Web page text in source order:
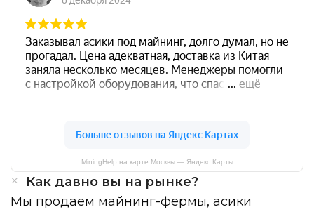
MiningHelp на карте Москвы — Яндекс Карты
Как давно вы на рынке?
Мы продаем майнинг-фермы, асики